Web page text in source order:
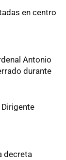
en centro
Antonio
durante
decreta